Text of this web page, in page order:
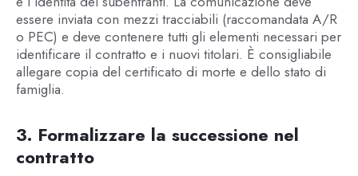
essere inviata con mezzi tracciabili (raccomandata A/R
o PEC) e deve contenere tutti gli elementi necessari per
identificare il contratto e i nuovi titolari. È consigliabile
allegare copia del certificato di morte e dello stato di
famiglia.
3. Formalizzare la successione nel
contratto